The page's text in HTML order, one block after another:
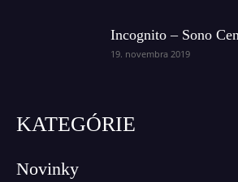
Incognito – Sono
19. novembra 2019
KATEGÓRIE
Novinky